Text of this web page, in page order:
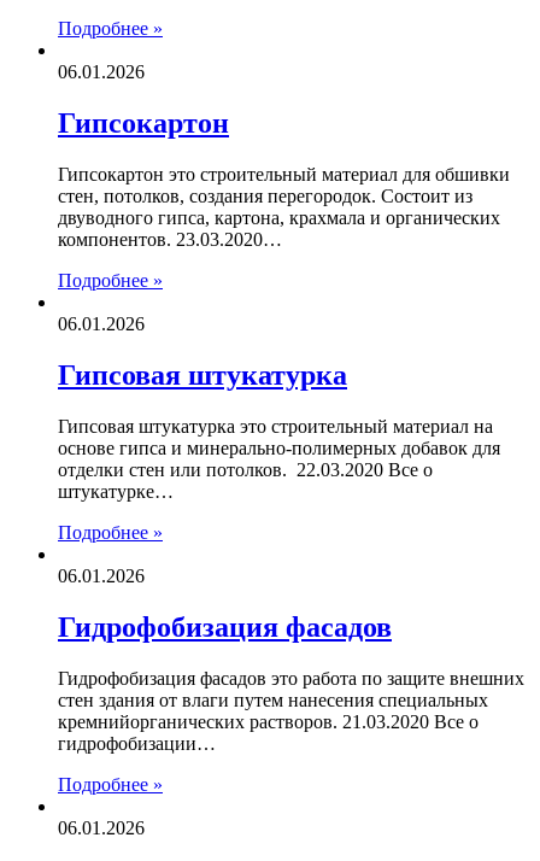
Подробнее »
06.01.2026
Гипсокартон
Гипсокартон это строительный материал для обшивки
стен, потолков, создания перегородок. Состоит из
двуводного гипса, картона, крахмала и органических
компонентов. 23.03.2020…
Подробнее »
06.01.2026
Гипсовая штукатурка
Гипсовая штукатурка это строительный материал на
основе гипса и минерально-полимерных добавок для
отделки стен или потолков. 22.03.2020 Все о
штукатурке…
Подробнее »
06.01.2026
Гидрофобизация фасадов
Гидрофобизация фасадов это работа по защите внешних
стен здания от влаги путем нанесения специальных
кремнийорганических растворов. 21.03.2020 Все о
гидрофобизации…
Подробнее »
06.01.2026